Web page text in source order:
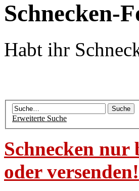
Schnecken-
Habt ihr
Erweiterte Suche
Schnecken nur
oder versenden!